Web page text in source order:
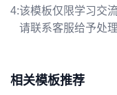
4:该模板仅限学习交
请联系客服给予处理
相关模板推荐